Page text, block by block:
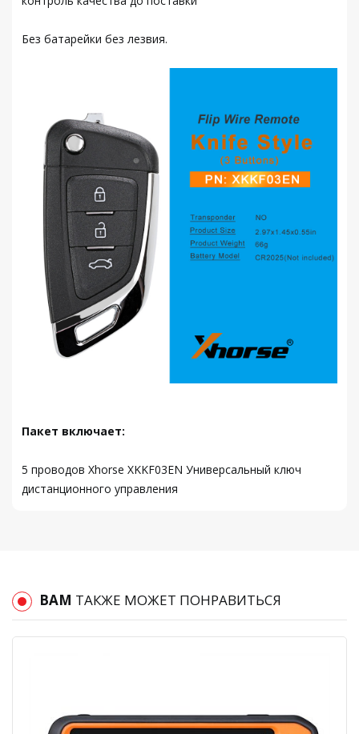
Без батарейки без лезвия.
Пакет включает:
5 проводов Xhorse XKKF03EN Универсальный ключ
дистанционного управления
ВАМ ТАКЖЕ МОЖЕТ ПОНРАВИТЬСЯ